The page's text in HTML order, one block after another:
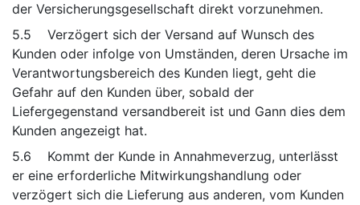
der Versicherungsgesellschaft direkt vorzunehmen.
5.5 Verzögert sich der Versand auf Wunsch des
Kunden oder infolge von Umständen, deren Ursache im
Verantwortungsbereich des Kunden liegt, geht die
Gefahr auf den Kunden über, sobald der
Liefergegenstand versandbereit ist und Gann dies dem
Kunden angezeigt hat.
5.6 Kommt der Kunde in Annahmeverzug, unterlässt
er eine erforderliche Mitwirkungshandlung oder
verzögert sich die Lieferung aus anderen, vom Kunden